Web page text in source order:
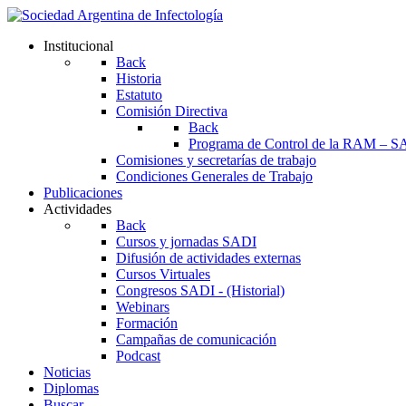
Institucional
Back
Historia
Estatuto
Comisión Directiva
Back
Programa de Control de la RAM –
Comisiones y secretarías de trabajo
Condiciones Generales de Trabajo
Publicaciones
Actividades
Back
Cursos y jornadas SADI
Difusión de actividades externas
Cursos Virtuales
Congresos SADI - (Historial)
Webinars
Formación
Campañas de comunicación
Podcast
Noticias
Diplomas